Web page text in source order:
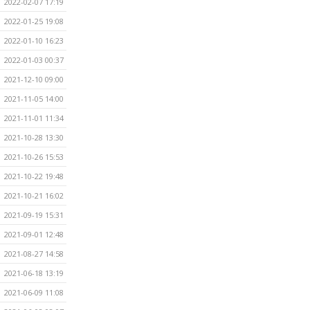
2022-01-25 19:08
2022-01-10 16:23
2022-01-03 00:37
2021-12-10 09:00
2021-11-05 14:00
2021-11-01 11:34
2021-10-28 13:30
2021-10-26 15:53
2021-10-22 19:48
2021-10-21 16:02
2021-09-19 15:31
2021-09-01 12:48
2021-08-27 14:58
2021-06-18 13:19
2021-06-09 11:08